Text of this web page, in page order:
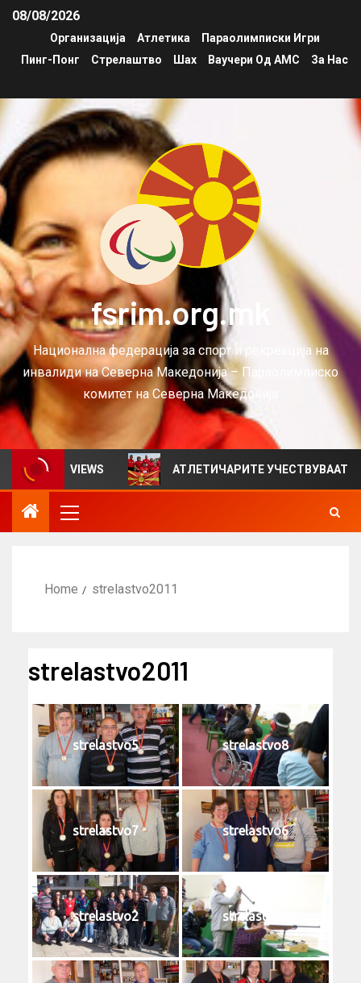
08/08/2026
Организација Атлетика
Параолимписки Игри
Пинг-Понг
Стрелаштво Шах Ваучери Од АМС За Нас
fsrim.org.mk
Национална федерација за спорт и рекреација на
инвалиди на Северна Македонија – Параолимписко
комитет на Северна Македонија
за VIEWS АТЛЕТИЧАРИТЕ УЧЕСТВУВААТ НА
Home strelastvo2011
strelastvo2011
strelastvo5 strelastvo8
strelastvo7 strelastvo6
strelastvo2 strelastvo1